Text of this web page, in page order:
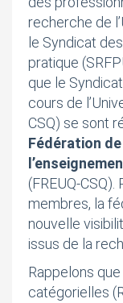
recherche de
le Syndicat
pratique
que le
cours de
CSQ) se sont
Fédération
(FREUQ-
membres, la
nouvelle
issus de la
Rappelons
catégorielles